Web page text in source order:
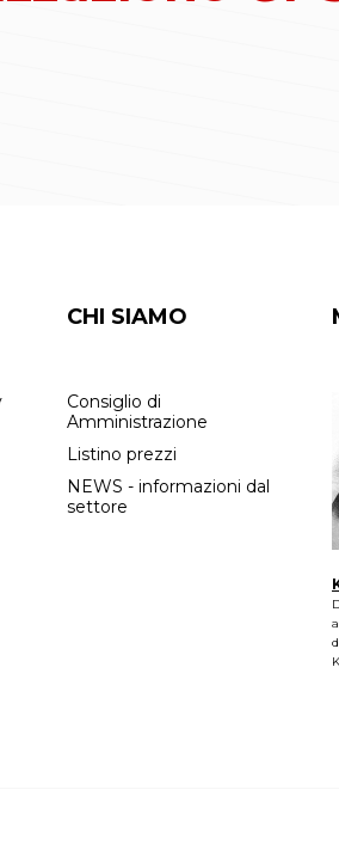
CHI SIAMO
Consiglio di
Amministrazione
Listino prezzi
NEWS - informazioni dal
settore